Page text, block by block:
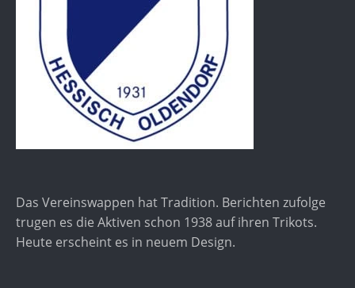
Das Vereinswappen hat Tradition. Berichten zufolge
trugen es die Aktiven schon 1938 auf ihren Trikots.
Heute erscheint es in neuem Design.